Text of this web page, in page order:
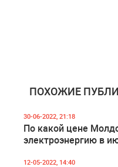
ПОХОЖИЕ
30-06-2022, 21:18
По какой цене
электроэнергию в
12-05-2022, 14:40